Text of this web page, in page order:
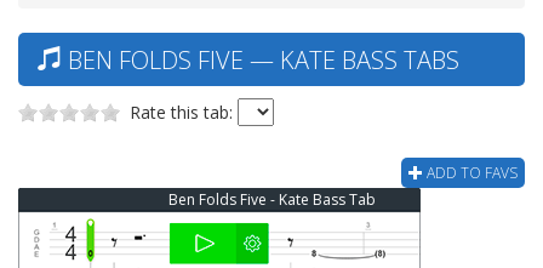
BEN FOLDS FIVE — KATE BASS TABS
Rate this tab:
ADD TO FAVS
Ben Folds Five - Kate Bass Tab